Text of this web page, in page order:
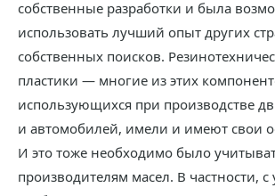
собственные разработки и была
использовать лучший опыт других
собственных поисков.
пластики — многие из этих
использующихся при производстве
и автомобилей, имели и имеют свои
И это тоже необходимо было
производителям масел. В частности, с